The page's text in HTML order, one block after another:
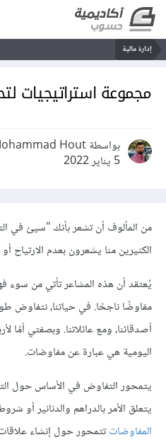
إدارة مالية
مجموعة استراتيجيات
بواسطة Mohammad Hout
5 يناير 2022
من المألوف أن تشعر بأنك "سيئ في
الكثيرين منا يشعرون بعدم الارتياح
يُعتقد أن هذه المشاعر تأتي من سوء
مفاوضًا ناجحًا. في حياتنا، نتفاوض
أصدقائنا، ومع عائلاتنا. وبصفتي أمًا
اليومية هي عبارة عن مفاوضات.
يتمحور التفاوض في الأساس حول
يتعلق الأمر بالدراهم والدنانير أو
المفاوضاتتتمحور حول إنشاء